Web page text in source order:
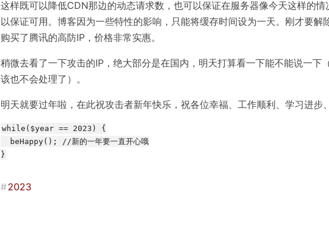
这样既可以降低CDN那边的动态请求数，也可以保证在服务器像今天这样的情
以保证可用。博客因为一些特性的影响，只能将缓存时间设为一天。刚才要解
购买了腾讯的高防IP，价格非常实惠。
稍微去看了一下攻击的IP，绝大部分是在国内，明天打算看一下能不能说一下
该也不会处理了）。
明天就要过年啦，在此祝攻击者新年快乐，祝各位幸福、工作顺利、学习进步
while($year == 2023) {
  beHappy(); //新的一年要一直开心哦
}
#2023